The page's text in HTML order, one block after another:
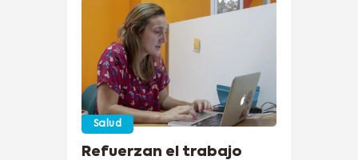
Salud
Refuerzan el trabajo